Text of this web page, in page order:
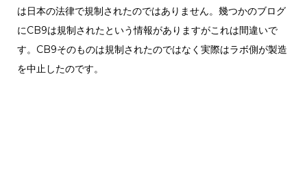
は日本の法律で規制されたのではありません。幾つかのブログ
にCB9は規制されたという情報がありますがこれは間違いで
す。CB9そのものは規制されたのではなく実際はラボ側が製造
を中止したのです。